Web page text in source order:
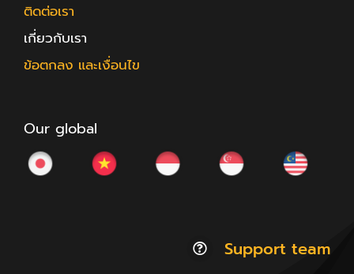
ติดต่อเรา
เกี่ยวกับเรา
ข้อตกลง และเงื่อนไข
Our global
Support team